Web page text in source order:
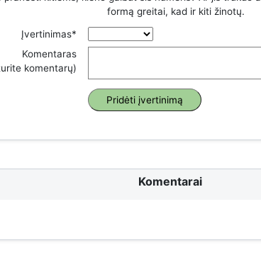
formą greitai, kad ir kiti žinotų.
Įvertinimas*
Komentaras
komentarų)
Komentarai